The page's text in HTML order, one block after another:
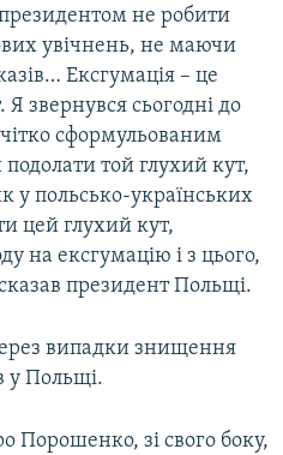
не робити
увічнень, не маючи
Ексгумація – це
звернувся сьогодні до
сформульованим
той глухий кут,
у польсько-українських
цей глухий кут,
на ексгумацію і з цього,
президент Польщі.
випадки знищення
у Польщі.
Порошенко, зі свого боку,